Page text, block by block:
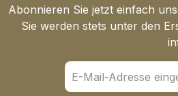
Abonnieren Sie jetzt einfach
Sie werden stets unter den
E-
Mail-